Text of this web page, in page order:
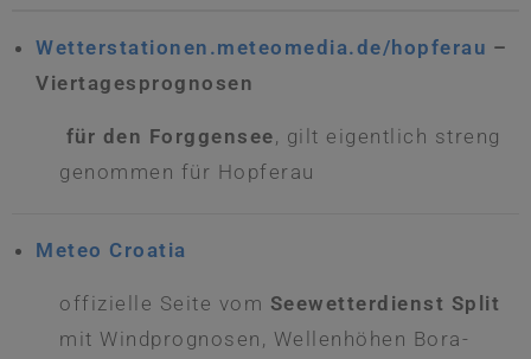
Wetterstationen.meteomedia.de/hopferau –
Viertagesprognosen
für den Forggensee, gilt eigentlich streng
genommen für Hopferau
Meteo Croatia
offizielle Seite vom Seewetterdienst Split
mit Windprognosen, Wellenhöhen Bora-